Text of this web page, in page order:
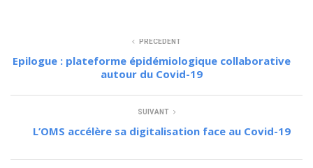
PRÉCÉDENT
Epilogue : plateforme épidémiologique collaborative
autour du Covid-19
SUIVANT
L’OMS accélère sa digitalisation face au Covid-19